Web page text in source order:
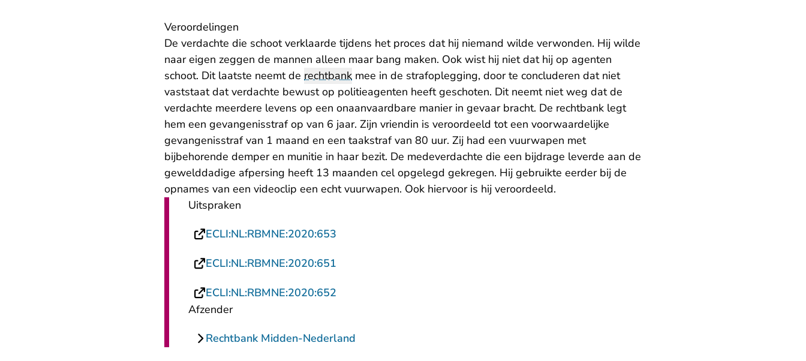
Veroordelingen
De verdachte die schoot verklaarde tijdens het proces dat hij niemand wilde verwonden. Hij wilde
naar eigen zeggen de mannen alleen maar bang maken. Ook wist hij niet dat hij op agenten
schoot. Dit laatste neemt de rechtbank mee in de strafoplegging, door te concluderen dat niet
vaststaat dat verdachte bewust op politieagenten heeft geschoten. Dit neemt niet weg dat de
verdachte meerdere levens op een onaanvaardbare manier in gevaar bracht. De rechtbank legt
hem een gevangenisstraf op van 6 jaar. Zijn vriendin is veroordeeld tot een voorwaardelijke
gevangenisstraf van 1 maand en een taakstraf van 80 uur. Zij had een vuurwapen met
bijbehorende demper en munitie in haar bezit. De medeverdachte die een bijdrage leverde aan de
gewelddadige afpersing heeft 13 maanden cel opgelegd gekregen. Hij gebruikte eerder bij de
opnames van een videoclip een echt vuurwapen. Ook hiervoor is hij veroordeeld.
Uitspraken
ECLI:NL:RBMNE:2020:653
ECLI:NL:RBMNE:2020:651
ECLI:NL:RBMNE:2020:652
Afzender
Rechtbank Midden-Nederland